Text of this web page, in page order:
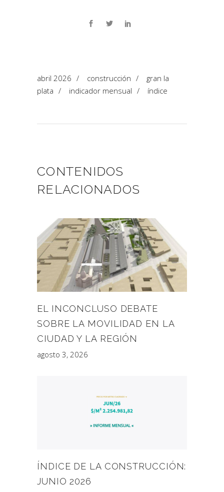
abril 2026 / construcción /
gran la
plata / indicador mensual / índice
CONTENIDOS
RELACIONADOS
EL INCONCLUSO DEBATE
SOBRE LA MOVILIDAD EN LA
CIUDAD Y LA REGIÓN
agosto 3, 2026
ÍNDICE DE LA CONSTRUCCIÓN:
JUNIO 2026